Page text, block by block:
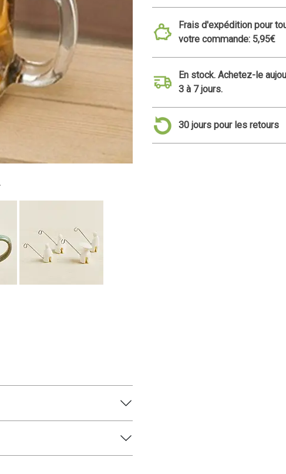
Frais d'expédition pour
votre commande: 5,95€
En stock. Achetez-le
3 à 7 jours.
30 jours pour les retours